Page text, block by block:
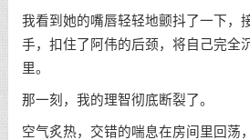
我看到她的嘴唇轻轻地颤抖了一下，
手，扣住了阿伟的后颈，将自己完全
里。
那一刻，我的理智彻底断裂了。
空气炙热，交错的喘息在房间里回荡